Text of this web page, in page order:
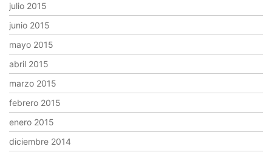
julio 2015
junio 2015
mayo 2015
abril 2015
marzo 2015
febrero 2015
enero 2015
diciembre 2014